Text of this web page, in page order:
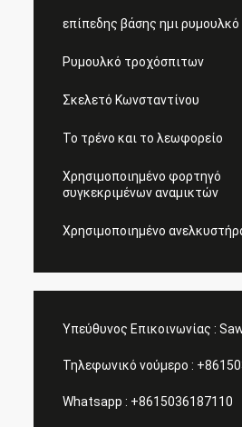
επίπεδης βάσης ημι ρυμουλκό
Ρυμουλκό τροχόσπιτων
Σκελετό Κωνσταντίνου
Το τρένο και το λεωφορείο
Χρησιμοποιημένο φορτηγό
συγκεκριμένων αναμικτών
Χρησιμοποιημένο
Υπεύθυνος Επικοινωνίας :
Τηλεφωνικό νούμερο :
Whatsapp : +8615036187110